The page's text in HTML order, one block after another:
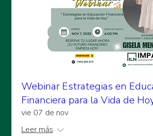
Webinar Estrategias en
Financiera para la Vida de
vie 07 de nov
Leer más